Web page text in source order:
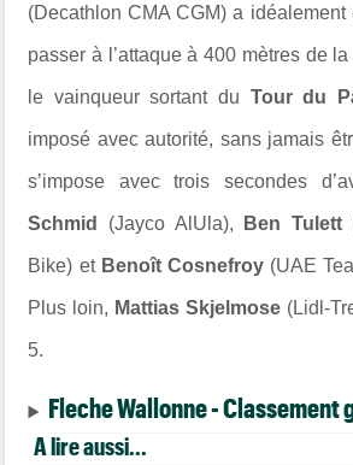
(Decathlon CMA CGM) a
passer à l’attaque à 400 mètres de
le vainqueur sortant du Tour du
imposé avec autorité, sans jamais
s’impose avec trois secondes
Schmid (Jayco AlUla), Ben Tulett
Bike) et Benoît Cosnefroy(UAE
Plus loin, Mattias Skjelmose (Lidl-
5.
Fleche Wallonne - Classement
A lire aussi...